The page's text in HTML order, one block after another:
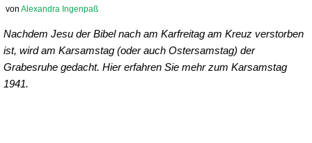
von Alexandra Ingenpaß
Nachdem Jesu der Bibel nach am Karfreitag am Kreuz verstorben
ist, wird am Karsamstag (oder auch Ostersamstag) der
Grabesruhe gedacht. Hier erfahren Sie mehr zum Karsamstag
1941.